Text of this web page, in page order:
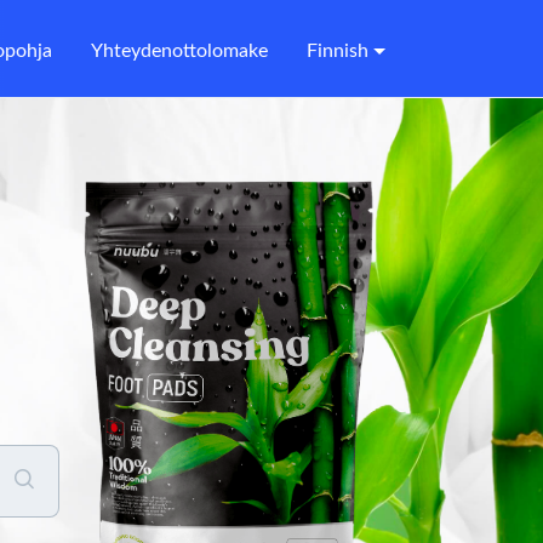
Yhteydenottolomake Finnish